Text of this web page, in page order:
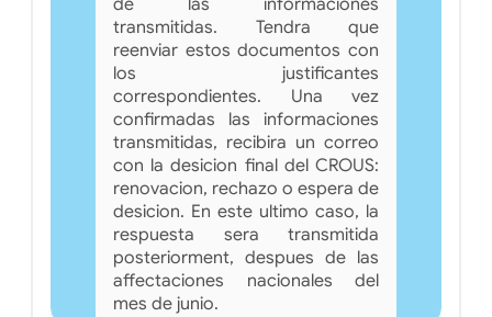
de las informaciones
transmitidas. Tendra que
reenviar estos documentos con
los justificantes
correspondientes. Una vez
confirmadas las informaciones
transmitidas, recibira un correo
con la desicion final del CROUS:
renovacion, rechazo o espera de
desicion. En este ultimo caso, la
respuesta sera transmitida
posteriorment, despues de las
affectaciones nacionales del
mes de junio.